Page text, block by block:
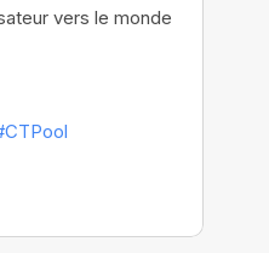
vers le monde